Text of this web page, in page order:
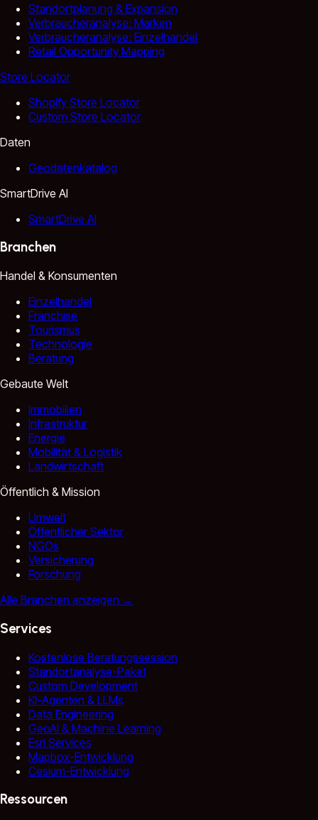
Standortplanung & Expansion
Verbraucheranalyse: Marken
Verbraucheranalyse: Einzelhandel
Retail Opportunity Mapping
Store Locator
Shopify Store Locator
Custom Store Locator
Daten
Geodatenkatalog
SmartDrive AI
SmartDrive AI
Branchen
Handel & Konsumenten
Einzelhandel
Franchise
Tourismus
Technologie
Beratung
Gebaute Welt
Immobilien
Infrastruktur
Energie
Mobilität & Logistik
Landwirtschaft
Öffentlich & Mission
Umwelt
Öffentlicher Sektor
NGOs
Versicherung
Forschung
Alle Branchen anzeigen →
Services
Kostenlose Beratungssession
Standortanalyse-Paket
Custom Development
KI-Agenten & LLMs
Data Engineering
GeoAI & Machine Learning
Esri Services
Mapbox-Entwicklung
Cesium-Entwicklung
Ressourcen